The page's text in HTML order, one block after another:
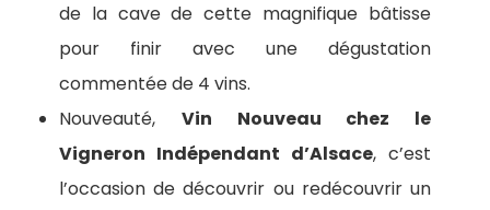
de la cave de cette magnifique bâtisse
pour finir avec une dégustation
commentée de 4 vins.
Nouveauté, Vin Nouveau chez le
Vigneron Indépendant d’Alsace, c’est
l’occasion de découvrir ou redécouvrir un